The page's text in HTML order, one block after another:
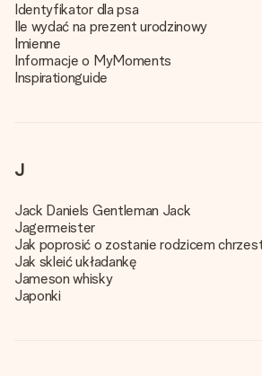
Identyfikator dla psa
Ile wydać na prezent urodzinowy
Imienne
Informacje o MyMoments
Inspirationguide
J
Jack Daniels Gentleman Jack
Jagermeister
Jak poprosić o zostanie rodzicem
Jak skleić układankę
Jameson whisky
Japonki